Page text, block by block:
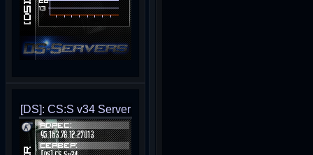
[DS]: CS:S v34 Server